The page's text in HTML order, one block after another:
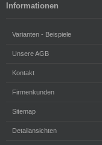
Informationen
Varianten - Beispiele
Unsere AGB
Kontakt
Firmenkunden
Sitemap
Detailansichten